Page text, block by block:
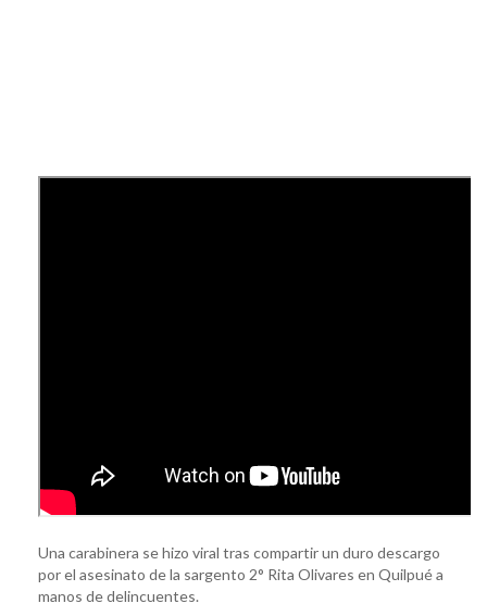
Una carabinera se hizo viral tras compartir un duro descargo
por el asesinato de la sargento 2° Rita Olivares en Quilpué a
manos de delincuentes.